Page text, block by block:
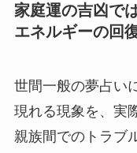
家庭運の吉凶で
エネルギーの回
世間一般の夢占い
現れる現象を、実
親族間でのトラブ